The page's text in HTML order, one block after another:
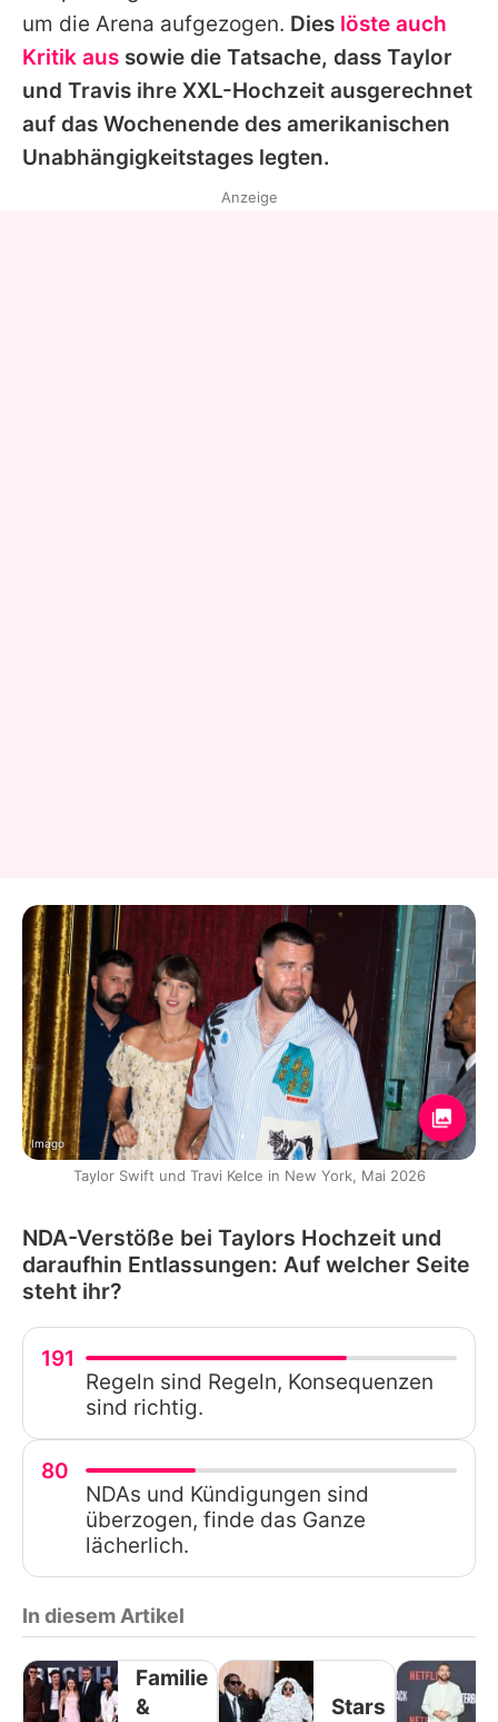
um die Arena aufgezogen. Dies löste auch
Kritik aus sowie die Tatsache, dass Taylor
und Travis ihre XXL-Hochzeit ausgerechnet
auf das Wochenende des amerikanischen
Unabhängigkeitstages legten.
Anzeige
Imago
Taylor Swift und Travi Kelce in New York, Mai 2026
NDA-Verstöße bei Taylors Hochzeit und
daraufhin Entlassungen: Auf welcher Seite
steht ihr?
191
Regeln sind Regeln, Konsequenzen
sind richtig.
80
NDAs und Kündigungen sind
überzogen, finde das Ganze
lächerlich.
In diesem Artikel
Familie
&
Stars